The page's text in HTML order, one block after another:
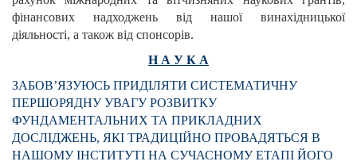
фінансових надходжень від нашої винахідницької
діяльності, а також від спонсорів.
Н А У К А
ЗАБОВ’ЯЗУЮСЬ ПРИДІЛЯТИ СИСТЕМАТИЧНУ
ПЕРШОРЯДНУ УВАГУ РОЗВИТКУ
ФУНДАМЕНТАЛЬНИХ ТА ПРИКЛАДНИХ
ДОСЛІДЖЕНЬ, ЯКІ ТРАДИЦІЙНО ПРОВАДЯТЬСЯ В
НАШОМУ ІНСТИТУТІ НА СУЧАСНОМУ ЕТАПІ ЙОГО